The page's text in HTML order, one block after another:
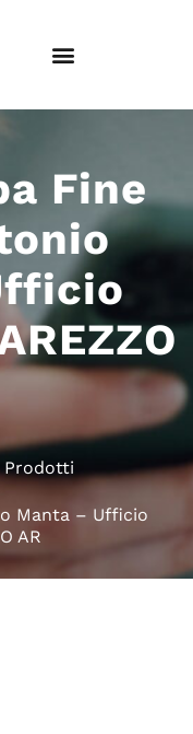
Fine
Prodotti
Manta – Ufficio
AR